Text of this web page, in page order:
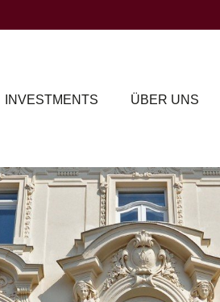
INVESTMENTS ÜBER UNS